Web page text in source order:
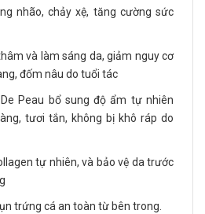
nhão, chảy xệ, tăng cường sức
và làm sáng da, giảm nguy cơ
đốm nâu do tuổi tác
Peau bổ sung độ ẩm tự nhiên
tươi tắn, không bị khô ráp do
tự nhiên, và bảo vệ da trước
trứng cá an toàn từ bên trong.